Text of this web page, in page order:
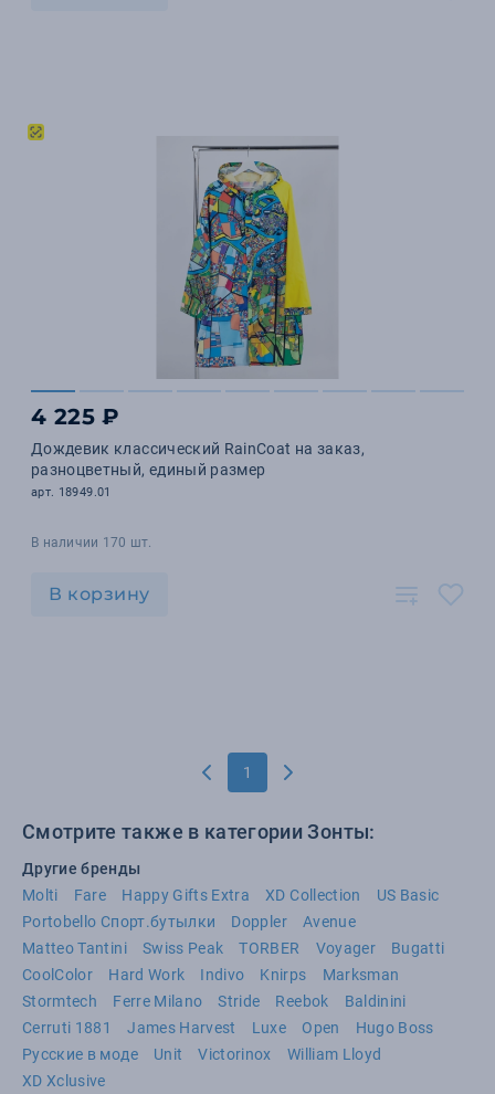
4 225 ₽
Дождевик классический RainCoat на заказ,
разноцветный, единый размер
арт. 18949.01
В наличии 170 шт.
В корзину
1
Смотрите также в категории Зонты:
Другие бренды
Molti
Fare Happy Gifts Extra XD Collection
US Basic
Portobello Спорт.бутылки
Doppler
Avenue
Matteo Tantini
Swiss Peak TORBER Voyager
Bugatti
CoolColor
Hard Work Indivo Knirps
Marksman
Stormtech
Ferre Milano Stride Reebok
Baldinini
Cerruti 1881
James Harvest Luxe Open
Hugo Boss
Русские в моде
Unit Victorinox
William Lloyd
XD Xclusive